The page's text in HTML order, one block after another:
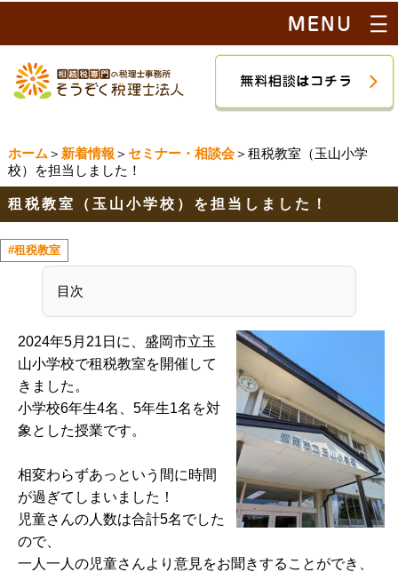
ホーム ＞ 新着情報 ＞ セミナー・相談会＞租税教室（玉山小学
校）を担当しました！
租税教室（玉山小学校）を担当しました！
#租税教室
目次
2024年5月21日に、盛岡市立玉
山小学校で租税教室を開催して
きました。
小学校6年生4名、5年生1名を対
象とした授業です。
相変わらずあっという間に時間
が過ぎてしまいました！
児童さんの人数は合計5名でした
ので、
一人一人の児童さんより意見をお聞きすることができ、